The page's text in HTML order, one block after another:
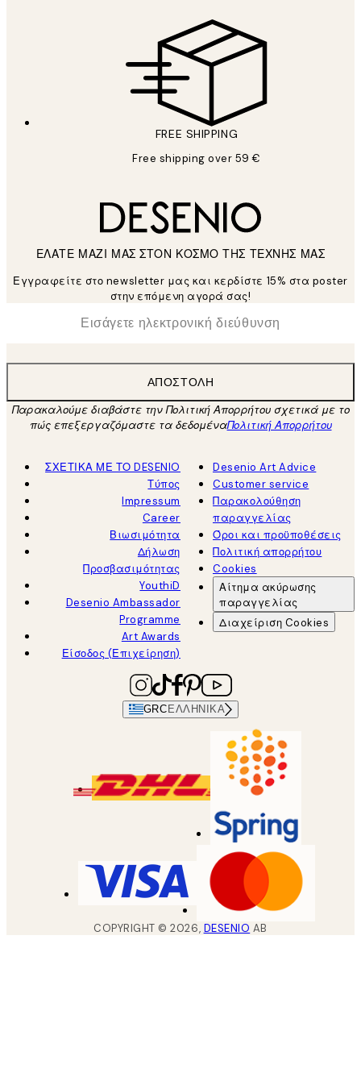
FREE SHIPPING
Free shipping over 59 €
ΕΛΑΤΕ ΜΑΖΙ ΜΑΣ ΣΤΟΝ ΚΟΣΜΟ ΤΗΣ ΤΕΧΝΗΣ ΜΑΣ
Εγγραφείτε στο newsletter μας και κερδίστε 15% στα poster
στην επόμενη αγορά σας!
Ηλεκτρονική Διεύθυνση
ΑΠΟΣΤΟΛΉ
Παρακαλούμε διαβάστε την Πολιτική Απορρήτου σχετικά με το
πώς επεξεργαζόμαστε τα δεδομέναΠολιτική Απορρήτου
ΣΧΕΤΙΚΑ ΜΕ ΤΟ DESENIO
Τύπος
Impressum
Career
Βιωσιμότητα
Δήλωση
Προσβασιμότητας
YouthiD
Desenio Ambassador
Programme
Art Awards
Είσοδος (Επιχείρηση)
Desenio Art Advice
Customer service
Παρακολούθηση
παραγγελίας
Όροι και προϋποθέσεις
Πολιτική απορρήτου
Cookies
Αίτημα ακύρωσης
παραγγελίας
Διαχείριση Cookies
GRC ΕΛΛΗΝΙΚΆ
COPYRIGHT ©2026, DESENIO AB